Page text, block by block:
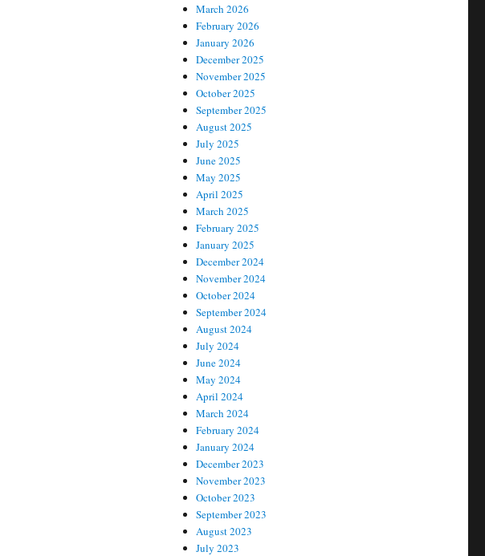
March 2026
February 2026
January 2026
December 2025
November 2025
October 2025
September 2025
August 2025
July 2025
June 2025
May 2025
April 2025
March 2025
February 2025
January 2025
December 2024
November 2024
October 2024
September 2024
August 2024
July 2024
June 2024
May 2024
April 2024
March 2024
February 2024
January 2024
December 2023
November 2023
October 2023
September 2023
August 2023
July 2023